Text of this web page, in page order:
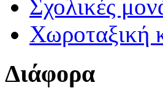
Σχολικές
Χωροταξική
Διάφορα